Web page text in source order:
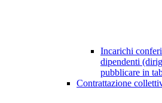
Incarichi
dipendenti
pubblicare in
Contrattazione